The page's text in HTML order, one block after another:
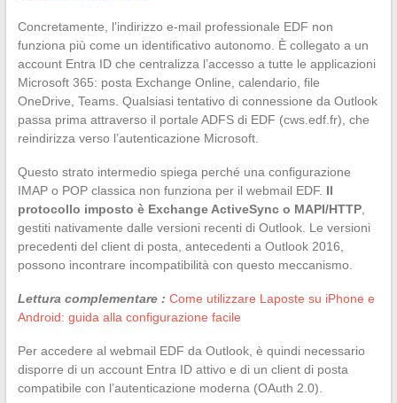
Concretamente, l’indirizzo e-mail professionale EDF non
funziona più come un identificativo autonomo. È collegato a un
account Entra ID che centralizza l’accesso a tutte le applicazioni
Microsoft 365: posta Exchange Online, calendario, file
OneDrive, Teams. Qualsiasi tentativo di connessione da Outlook
passa prima attraverso il portale ADFS di EDF (cws.edf.fr), che
reindirizza verso l’autenticazione Microsoft.
Questo strato intermedio spiega perché una configurazione
IMAP o POP classica non funziona per il webmail EDF. Il
protocollo imposto è Exchange ActiveSync o MAPI/HTTP,
gestiti nativamente dalle versioni recenti di Outlook. Le versioni
precedenti del client di posta, antecedenti a Outlook 2016,
possono incontrare incompatibilità con questo meccanismo.
Lettura complementare : Come utilizzare Laposte su iPhone e
Android: guida alla configurazione facile
Per accedere al webmail EDF da Outlook, è quindi necessario
disporre di un account Entra ID attivo e di un client di posta
compatibile con l’autenticazione moderna (OAuth 2.0).